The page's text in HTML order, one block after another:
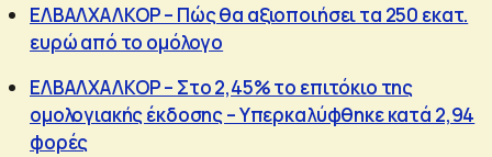
ΕΛΒΑΛΧΑΛΚΟΡ – Πώς θα αξιοποιήσει τα 250 εκατ.
ευρώ από το ομόλογο
ΕΛΒΑΛΧΑΛΚΟΡ – Στο 2,45% το επιτόκιο της
ομολογιακής έκδοσης – Υπερκαλύφθηκε κατά 2,94
φορές